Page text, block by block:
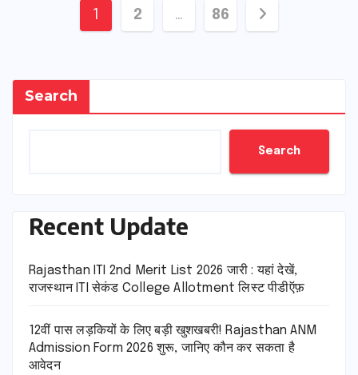
Posts
1 2 … 86
Search
Search
Recent Update
Rajasthan ITI 2nd Merit List 2026 जारी : यहां देखें,
राजस्थान ITI सेकंड College Allotment लिस्ट पीडीऍफ़
12वीं पास लड़कियों के लिए बड़ी खुशखबरी! Rajasthan ANM
Admission Form 2026 शुरू, जानिए कौन कर सकता है
आवेदन